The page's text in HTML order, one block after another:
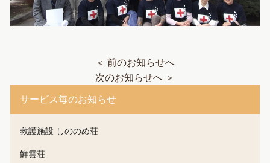
＜ 前のお知らせへ
次のお知らせへ ＞
サービス毎のお知らせ
救護施設 しののめ荘
鮮雲荘